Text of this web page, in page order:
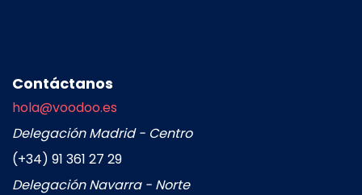
Contáctanos
hola@voodoo.es
Delegación Madrid - Centro
(+34) 91 361 27 29
Delegación Navarra - Norte